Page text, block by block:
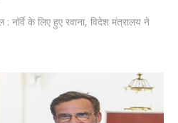
: नॉर्वे के लिए हुए रवाना, विदेश मंत्रालय ने